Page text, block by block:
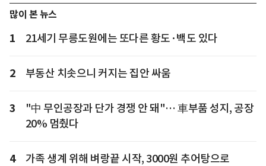
많이 본 뉴스
1 21세기 무릉도원에는 또다른 황도·백도 있다
2 부동산 치솟으니 커지는 집안 싸움
3
"中 무인공장과 단가 경쟁 안 돼"… 車부품 성지, 공장
20% 멈췄다
4
가족 생계 위해 벼랑끝 시작, 3000원 추어탕으로